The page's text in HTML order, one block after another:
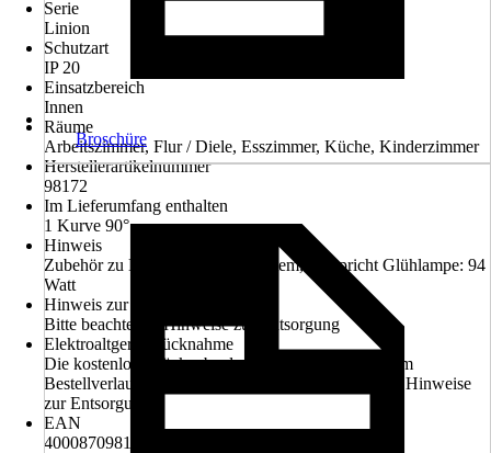
Serie
Linion
Schutzart
IP 20
Einsatzbereich
Innen
Räume
Arbeitszimmer, Flur / Diele, Esszimmer, Küche, Kinderzimmer
Herstellerartikelnummer
98172
Im Lieferumfang enthalten
1 Kurve 90°
Hinweis
Zubehör zu Linion Lichtkanalsystem, Entspricht Glühlampe: 94
Watt
Hinweis zur Entsorgung
Bitte beachte die Hinweise zur Entsorgung
Elektroaltgerät-Rücknahme
Die kostenlose Rückgabe des Elektro-Geräts kann im
Bestellverlauf ausgewählt werden. Bitte beachte die Hinweise
zur Entsorgung.
EAN
4000870981726
Broschüre